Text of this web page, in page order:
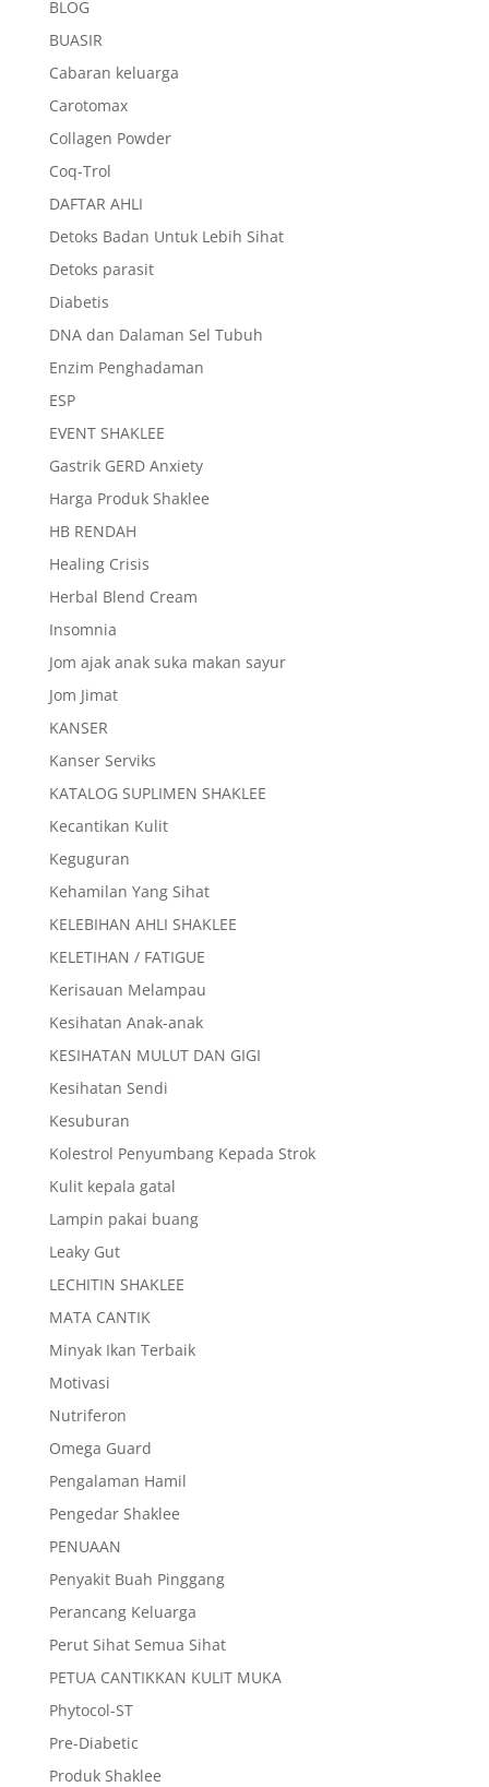
BLOG
BUASIR
Cabaran keluarga
Carotomax
Collagen Powder
Coq-Trol
DAFTAR AHLI
Detoks Badan Untuk Lebih Sihat
Detoks parasit
Diabetis
DNA dan Dalaman Sel Tubuh
Enzim Penghadaman
ESP
EVENT SHAKLEE
Gastrik GERD Anxiety
Harga Produk Shaklee
HB RENDAH
Healing Crisis
Herbal Blend Cream
Insomnia
Jom ajak anak suka makan sayur
Jom Jimat
KANSER
Kanser Serviks
KATALOG SUPLIMEN SHAKLEE
Kecantikan Kulit
Keguguran
Kehamilan Yang Sihat
KELEBIHAN AHLI SHAKLEE
KELETIHAN / FATIGUE
Kerisauan Melampau
Kesihatan Anak-anak
KESIHATAN MULUT DAN GIGI
Kesihatan Sendi
Kesuburan
Kolestrol Penyumbang Kepada Strok
Kulit kepala gatal
Lampin pakai buang
Leaky Gut
LECHITIN SHAKLEE
MATA CANTIK
Minyak Ikan Terbaik
Motivasi
Nutriferon
Omega Guard
Pengalaman Hamil
Pengedar Shaklee
PENUAAN
Penyakit Buah Pinggang
Perancang Keluarga
Perut Sihat Semua Sihat
PETUA CANTIKKAN KULIT MUKA
Phytocol-ST
Pre-Diabetic
Produk Shaklee